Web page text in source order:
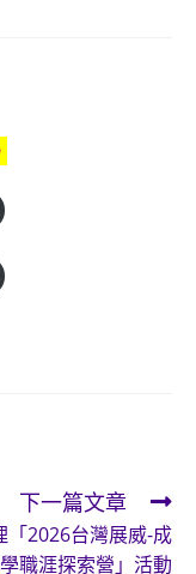
下一篇文章
「2026台灣展威-成
職涯探索營」活動